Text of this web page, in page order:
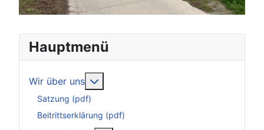
Hauptmenü
Wir über uns
Satzung (pdf)
Beitrittserklärung (pdf)